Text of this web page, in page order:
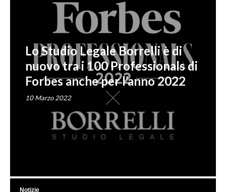
Lo Studio Legale Borrelli è di
nuovo tra i 100 Professionals di
Forbes anche per l’anno 2022
10 Marzo 2022
Notizie